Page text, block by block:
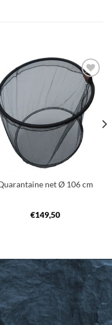
Toevoegen
aan
verlanglijst
net Ø 106 cm
€149,50